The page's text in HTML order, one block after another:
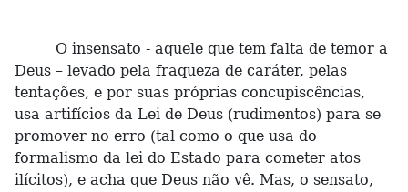
O insensato - aquele que tem falta de temor a
Deus – levado pela fraqueza de caráter, pelas
tentações, e por suas próprias concupiscências,
usa artifícios da Lei de Deus (rudimentos) para se
promover no erro (tal como o que usa do
formalismo da lei do Estado para cometer atos
ilícitos), e acha que Deus não vê. Mas, o sensato,